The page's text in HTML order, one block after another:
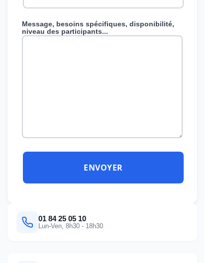
Message, besoins spécifiques, disponibilité,
niveau des participants...
01 84 25 05 10
Lun-Ven, 8h30 - 18h30